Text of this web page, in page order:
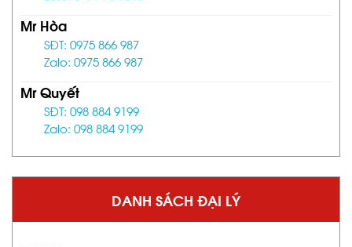
Mr Hòa
SĐT: 0975 866 987
Zalo: 0975 866 987
Mr Quyết
SĐT: 098 884 9199
Zalo: 098 884 9199
DANH SÁCH ĐẠI LÝ